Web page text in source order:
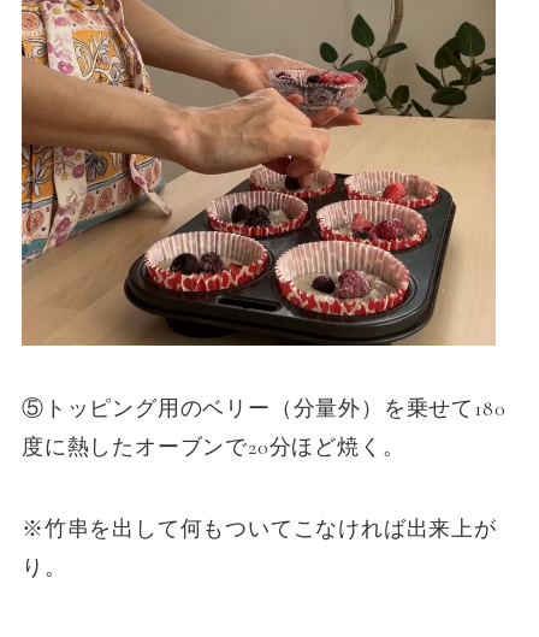
⑤トッピング用のベリー（分量外）を乗せて180
度に熱したオーブンで20分ほど焼く。
※竹串を出して何もついてこなければ出来上が
り。